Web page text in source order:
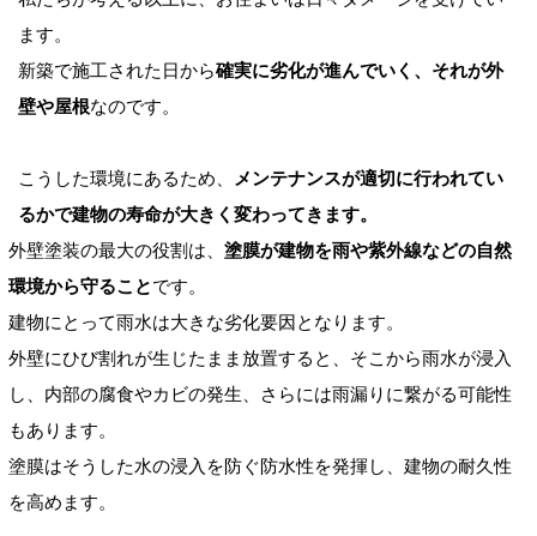
ます。
新築で施工された日から確実に劣化が進んでいく、それが外
壁や屋根なのです。
こうした環境にあるため、
メンテナンスが適切に行われてい
るかで建物の寿命が大きく変わってきます。
外壁塗装の最大の役割は、 塗膜が建物を雨や紫外線などの自然
環境から守ることです。
建物にとって雨水は大きな劣化要因となります。
外壁にひび割れが生じたまま放置すると、そこから雨水が浸入
し、内部の腐食やカビの発生、さらには雨漏りに繋がる可能性
もあります。
塗膜はそうした水の浸入を防ぐ防水性を発揮し、建物の耐久性
を高めます。